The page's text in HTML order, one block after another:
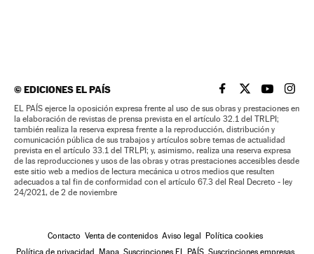
©EDICIONES EL PAÍS EL PAÍS BRASIL EN
EL PAÍSEL PAÍS
EL
EL PAÍS ejerce la oposición expresa frente al uso de sus obras y prestaciones en
la elaboración de revistas de prensa prevista en el artículo 32.1 del TRLPI;
también realiza la reserva expresa frente a la reproducción, distribución y
comunicación pública de sus trabajos y artículos sobre temas de actualidad
prevista en el artículo 33.1 del TRLPI; y, asimismo, realiza una reserva expresa
de las reproducciones y usos de las obras y otras prestaciones accesibles desde
este sitio web a medios de lectura mecánica u otros medios que resulten
adecuados a tal fin de conformidad con el artículo 67.3 del Real Decreto - ley
24/2021, de 2 de noviembre
Contacto Venta de contenidos Aviso legal
Política cookies
Política de privacidad
Mapa Suscripciones EL PAÍS Suscripciones empresas